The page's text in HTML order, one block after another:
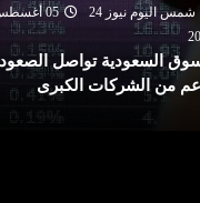
2026
لجنة برلمانية هندية تطالب
زوكربرغ بالاعتذار بعد حذف
فيديو لمودي